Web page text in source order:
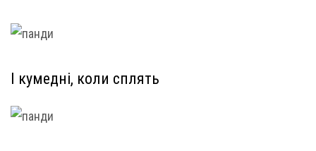
І кумедні, коли сплять